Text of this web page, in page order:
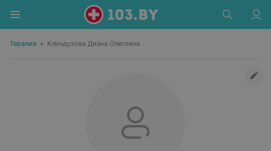
Терапия • Клиндухова Диана Олеговна